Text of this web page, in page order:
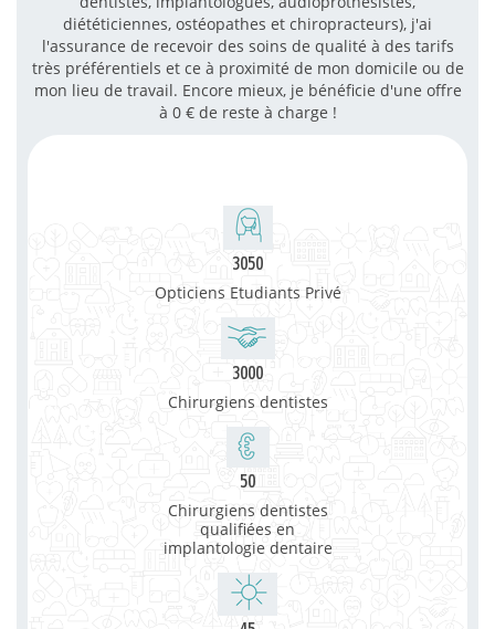
diététiciennes, ostéopathes et chiropracteurs), j'ai
l'assurance de recevoir des soins de qualité à des tarifs
très préférentiels et ce à proximité de mon domicile ou de
mon lieu de travail. Encore mieux, je bénéficie d'une offre
à 0 € de reste à charge !
3050
Opticiens Etudiants Privé
3000
Chirurgiens dentistes
50
Chirurgiens dentistes
qualifiées en
implantologie dentaire